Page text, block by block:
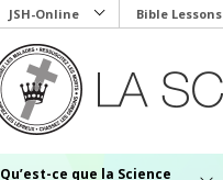
JSH-Online Bible Lessons
Qu’est-ce que la Science